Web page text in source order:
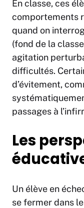
En classe, ces
comportements
quand on
(fond de la
agitation
difficultés.
d’évitement,
passages à
Les
Un élève en
se fermer dans